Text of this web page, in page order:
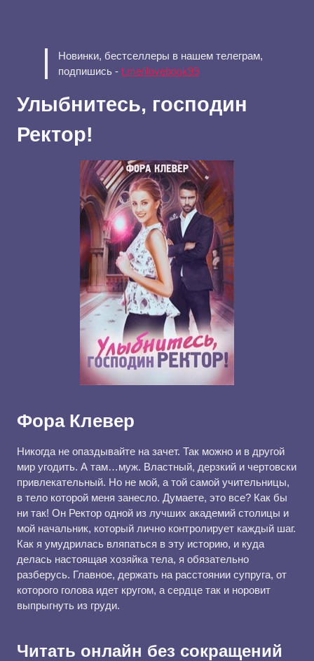
Новинки, бестселлеры в нашем телеграм,
подпишись - t.me/ilovebook99
Улыбнитесь, господин
Ректор!
Фора Клевер
Никогда не опаздывайте на зачет. Так можно и в другой
мир угодить. А там…муж. Властный, дерзкий и чертовски
привлекательный. Но не мой, а той самой учительницы,
в тело которой меня занесло. Думаете, это все? Как бы
ни так! Он Ректор одной из лучших академий столицы и
мой начальник, который лично контролирует каждый шаг.
Как я умудрилась вляпаться в эту историю, и куда
делась настоящая хозяйка тела, я обязательно
разберусь. Главное, держать на расстоянии супруга, от
которого голова идет кругом, а сердце так и норовит
выпрыгнуть из груди.
Читать онлайн без сокращений